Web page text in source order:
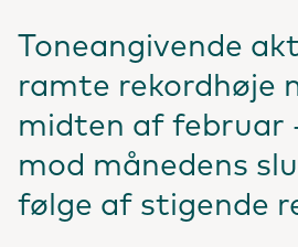
Toneangivende
ramte rekordhøje
midten af februar
mod månedens
følge af stigende